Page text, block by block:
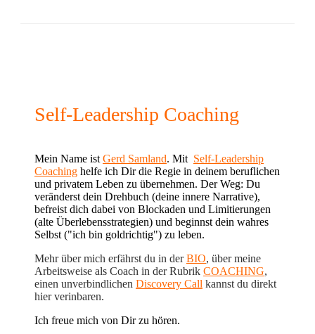
Self-Leadership Coaching
Mein Name ist Gerd Samland. Mit Self-Leadership
Coaching helfe ich Dir die Regie in deinem beruflichen
und privatem Leben zu übernehmen. Der Weg: Du
veränderst dein Drehbuch (deine innere Narrative),
befreist dich dabei von Blockaden und Limitierungen
(alte Überlebensstrategien) und beginnst dein wahres
Selbst ("ich bin goldrichtig") zu leben.
Mehr über mich erfährst du in derBIO, über meine
Arbeitsweise als Coach in der Rubrik COACHING,
einen unverbindlichen Discovery Call kannst du direkt
hier verinbaren.
Ich freue mich von Dir zu hören.